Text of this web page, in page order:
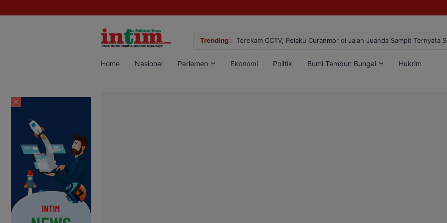
Trending :
Kobar Panen 89 Medali di Ajang Bergengsi Rektor Unda Cup 2025 Terekam CCTV, Pelaku Curanmor di Jalan Juanda Sampit Ternyata
Home Nasional Parlemen Ekonomi Politik Bumi Tambun Bungai Hukrim